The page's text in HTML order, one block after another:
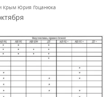
Крым Юрия Гоцанюка